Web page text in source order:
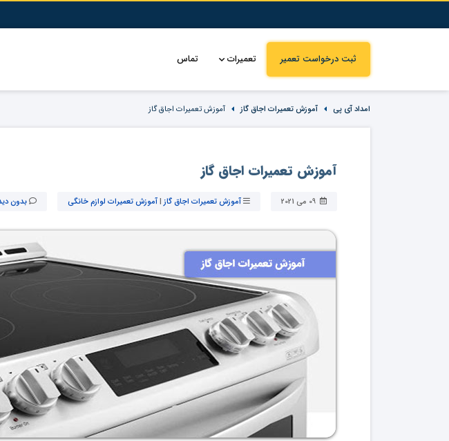
ثبت درخواست تعمیر تعمیرات تماس
امداد آی پی آموزش تعمیرات اجاق گاز آموزش تعمیرات اجاق گاز
آموزش تعمیرات اجاق گاز
آموزش تعمیرات اجاق گاز |آموزش تعمیرات لوازم خانگی بدون